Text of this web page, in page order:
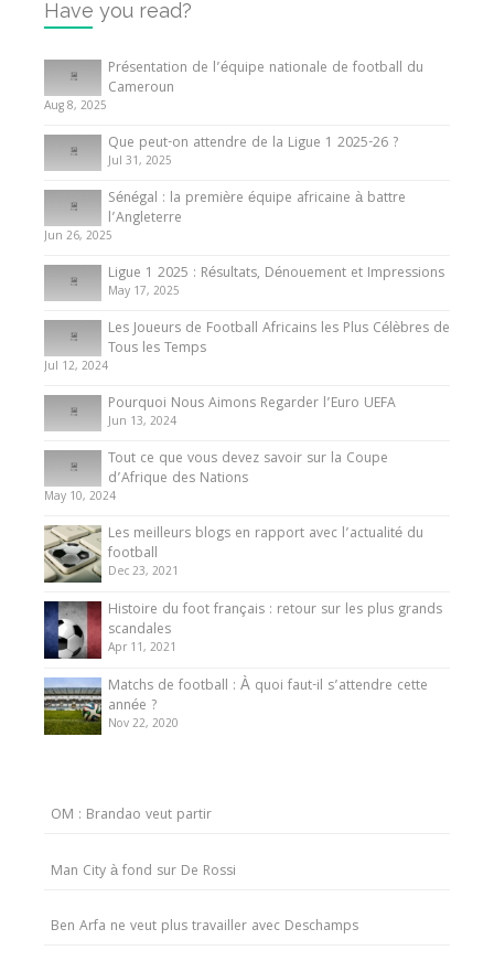
Internationales
Tout ce que vous devez savoir sur la Coupe
d’Afrique des Nations
10 May 2024
Internationales
Présentation de l’équipe nationale de football
du Cameroun
8 August 2025
Have you read?
Présentation de l’équipe nationale de football du
Cameroun
Aug 8, 2025
Que peut-on attendre de la Ligue 1 2025-26 ?
Jul 31, 2025
Sénégal : la première équipe africaine à battre
l’Angleterre
Jun 26, 2025
Ligue 1 2025 : Résultats, Dénouement et Impressions
May 17, 2025
Les Joueurs de Football Africains les Plus Célèbres de
Tous les Temps
Jul 12, 2024
Pourquoi Nous Aimons Regarder l’Euro UEFA
Jun 13, 2024
Tout ce que vous devez savoir sur la Coupe
d’Afrique des Nations
May 10, 2024
Les meilleurs blogs en rapport avec l’actualité du
football
Dec 23, 2021
Histoire du foot français : retour sur les plus grands
scandales
Apr 11, 2021
Matchs de football : À quoi faut-il s’attendre cette
année ?
Nov 22, 2020
OM : Brandao veut partir
Man City à fond sur De Rossi
Ben Arfa ne veut plus travailler avec Deschamps